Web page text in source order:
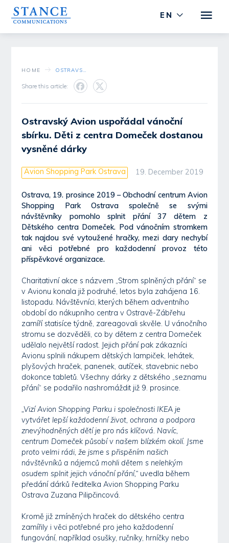
EN
HOME
Share this article:
Ostravský Avion uspořádal vánoční
sbírku. Děti z centra Domeček dostanou
vysněné dárky
Avion Shopping Park Ostrava 19. December 2019
Ostrava, 19. prosince 2019 – Obchodní centrum Avion
Shopping Park Ostrava společně se svými
návštěvníky pomohlo splnit přání 37 dětem z
Dětského centra Domeček. Pod vánočním stromkem
tak najdou své vytoužené hračky, mezi dary nechybí
ani věci potřebné pro každodenní provoz této
příspěvkové organizace.
Charitativní akce s názvem „Strom splněných přání“ se
v Avionu konala již podruhé, letos byla zahájena 16.
listopadu. Návštěvníci, kterých během adventního
období do nákupního centra v Ostravě-Zábřehu
zamíří statisíce týdně, zareagovali skvěle. U vánočního
stromu se dozvěděli, co by dětem z centra Domeček
udělalo největší radost. Jejich přání pak zákazníci
Avionu splnili nákupem dětských lampiček, lehátek,
plyšových hraček, panenek, autíček, stavebnic nebo
dokonce tabletů. Všechny dárky z dětského „seznamu
přání“ se podařilo nashromáždit již 9. prosince.
„Vizí Avion Shopping Parku i společnosti IKEA je
vytvářet lepší každodenní život, ochrana a podpora
znevýhodněných dětí je pro nás klíčová. Navíc,
centrum Domeček působí v našem blízkém okolí. Jsme
proto velmi rádi, že jsme s přispěním našich
návštěvníků a nájemců mohli dětem s nelehkým
osudem splnit jejich vánoční přání,“ uvedla během
předání dárků ředitelka Avion Shopping Parku
Ostrava Zuzana Pilipčincová.
Kromě již zmíněných hraček do dětského centra
zamířily i věci potřebné pro jeho každodenní
fungování, například osušky, ručníky, hrníčky nebo